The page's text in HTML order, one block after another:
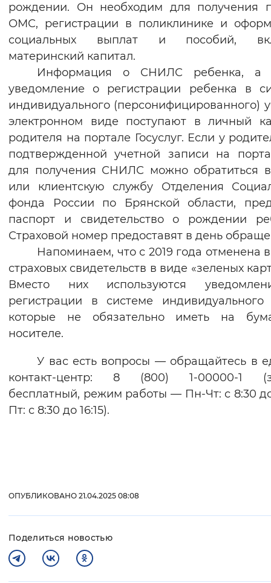
Включены Выключены
Звуковой ассистент
Воспроизвести Остановить
Вернуть стандартные настройки
рождении. Он необходим для получения
ОМС, регистрации в поликлинике и
социальных выплат и пособий,
материнский капитал.
Информация о СНИЛС ребенка, а
уведомление о регистрации ребенка в
индивидуального (персонифицированного)
электронном виде поступают в личный
родителя на портале Госуслуг. Если у
подтвержденной учетной записи на
для получения СНИЛС можно обратиться
или клиентскую службу Отделения
фонда России по Брянской области,
паспорт и свидетельство о рождении
Страховой номер предоставят в день
Напоминаем, что с 2019 года отменена
страховых свидетельств в виде «зеленых
Вместо них используются
регистрации в системе индивидуального
которые не обязательно иметь на
носителе.
У вас есть вопросы — обращайтесь в
контакт-центр: 8 (800) 1-00000-1
бесплатный, режим работы — Пн-Чт: с 8:30
Пт: с 8:30 до 16:15).
ОПУБЛИКОВАНО 21.04.2025 08:08
Поделиться новостью